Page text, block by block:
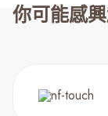
你可能感